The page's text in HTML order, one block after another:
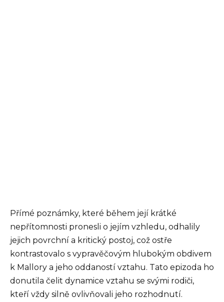
Přímé poznámky, které během její krátké
nepřítomnosti pronesli o jejím vzhledu, odhalily
jejich povrchní a kritický postoj, což ostře
kontrastovalo s vypravěčovým hlubokým obdivem
k Mallory a jeho oddaností vztahu. Tato epizoda ho
donutila čelit dynamice vztahu se svými rodiči,
kteří vždy silně ovlivňovali jeho rozhodnutí.